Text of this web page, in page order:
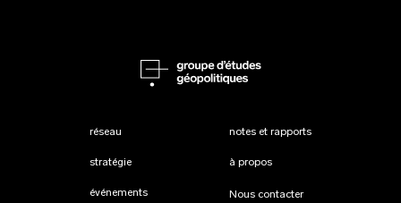
réseau
stratégie
événements
notes et rapports
à propos
Nous contacter